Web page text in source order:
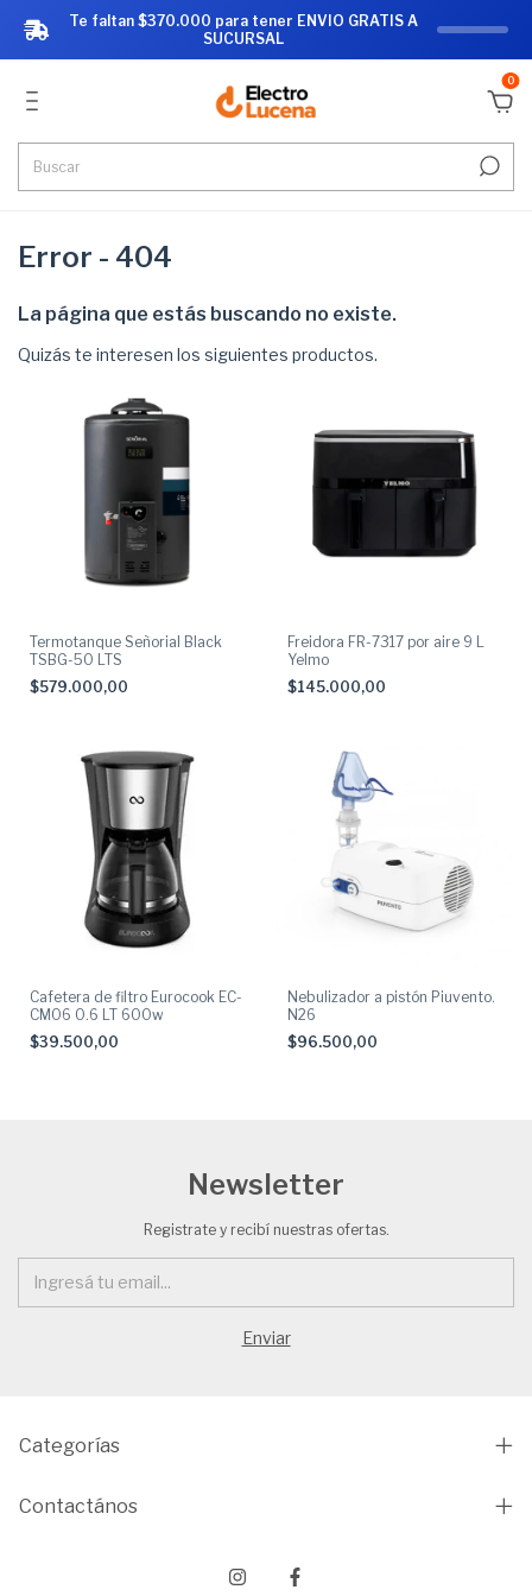
0
Error - 404
La página que estás buscando no existe.
Quizás te interesen los siguientes productos.
Termotanque Señorial Black
TSBG-50 LTS
$579.000,00
Freidora FR-7317 por aire 9 L
Yelmo
$145.000,00
Cafetera de filtro Eurocook EC-
CM06 0.6 LT 600w
$39.500,00
Nebulizador a pistón Piuvento.
N26
$96.500,00
Newsletter
Registrate y recibí nuestras ofertas.
Categorías
Contactános
Te faltan $370.000 para tener ENVIO GRATIS A
SUCURSAL